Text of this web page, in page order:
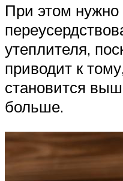
При этом нужно
утеплителя,
приводит к
становится
больше.